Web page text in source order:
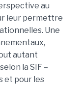
au
leur permettre
Une
autant
la SIF –
et pour les